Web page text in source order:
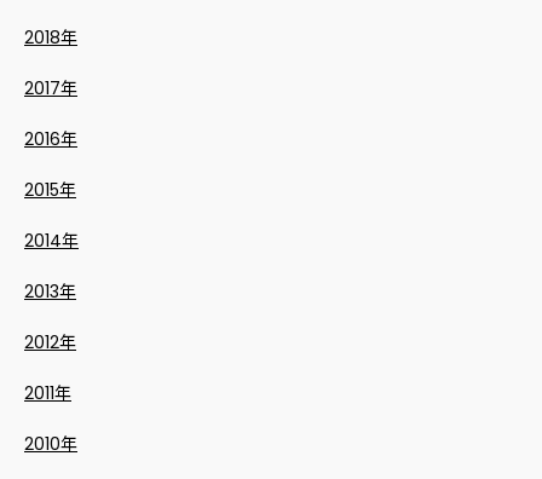
2018年
2017年
2016年
2015年
2014年
2013年
2012年
2011年
2010年